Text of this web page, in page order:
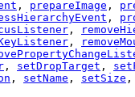
, prepareImage ,
,
,
,
, setDropTarget ,
, setName , setSize